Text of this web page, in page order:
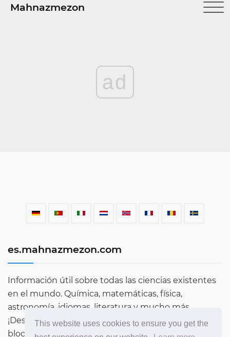
This website uses cookies to ensure you get the
Mahnazmezon
ad
es.mahnazmezon.com
Información útil sobre todas las ciencias existentes
en el mundo. Química, matemáticas, física,
astronomía, idiomas, literatura y mucho más.
¡Descubre más sobre el mundo a través de nuestro
blog!